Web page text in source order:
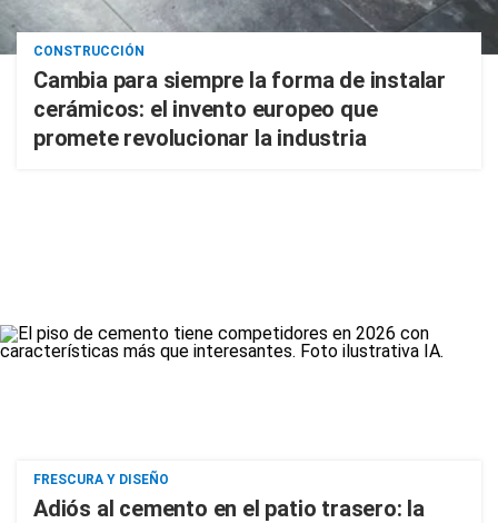
CONSTRUCCIÓN
Cambia para siempre la forma de instalar
cerámicos: el invento europeo que
promete revolucionar la industria
FRESCURA Y DISEÑO
Adiós al cemento en el patio trasero: la